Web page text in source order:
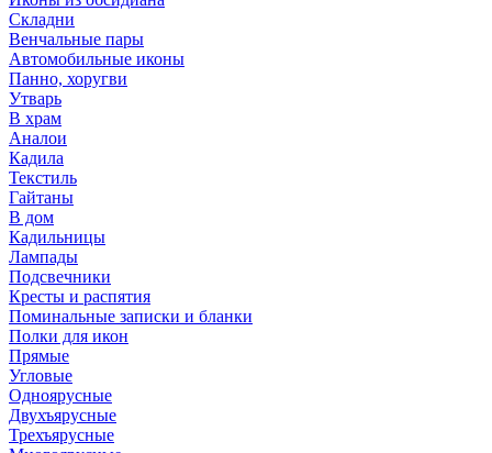
Складни
Венчальные пары
Автомобильные иконы
Панно, хоругви
Утварь
В храм
Аналои
Кадила
Текстиль
Гайтаны
В дом
Кадильницы
Лампады
Подсвечники
Кресты и распятия
Поминальные записки и бланки
Полки для икон
Прямые
Угловые
Одноярусные
Двухъярусные
Трехъярусные